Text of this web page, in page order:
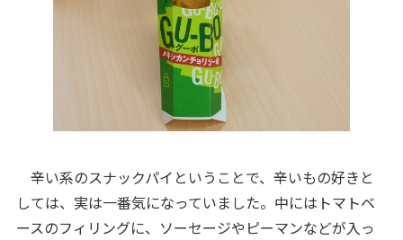
辛い系のスナックパイということで、辛いもの好きと
しては、実は一番気になっていました。中にはトマトベ
ースのフィリングに、ソーセージやピーマンなどが入っ